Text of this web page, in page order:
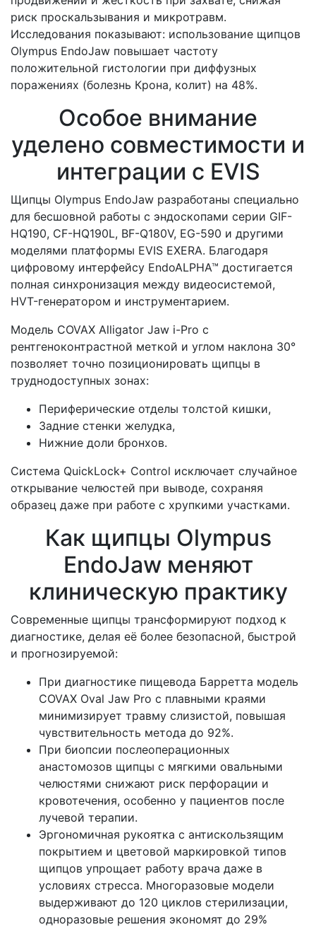
риск проскальзывания и микротравм.
Исследования показывают: использование щипцов
Olympus EndoJaw повышает частоту
положительной гистологии при диффузных
поражениях (болезнь Крона, колит) на 48%.
Особое внимание
уделено совместимости и
интеграции с EVIS
Щипцы Olympus EndoJaw разработаны специально
для бесшовной работы с эндоскопами серии GIF-
HQ190, CF-HQ190L, BF-Q180V, EG-590 и другими
моделями платформы EVIS EXERA. Благодаря
цифровому интерфейсу EndoALPHA™ достигается
полная синхронизация между видеосистемой,
HVT-генератором и инструментарием.
Модель COVAX Alligator Jaw i-Pro с
рентгеноконтрастной меткой и углом наклона 30°
позволяет точно позиционировать щипцы в
труднодоступных зонах:
Периферические отделы толстой кишки,
Задние стенки желудка,
Нижние доли бронхов.
Система QuickLock+ Control исключает случайное
открывание челюстей при выводе, сохраняя
образец даже при работе с хрупкими участками.
Как щипцы Olympus
EndoJaw меняют
клиническую практику
Современные щипцы трансформируют подход к
диагностике, делая её более безопасной, быстрой
и прогнозируемой:
При диагностике пищевода Барретта модель
COVAX Oval Jaw Pro с плавными краями
минимизирует травму слизистой, повышая
чувствительность метода до 92%.
При биопсии послеоперационных
анастомозов щипцы с мягкими овальными
челюстями снижают риск перфорации и
кровотечения, особенно у пациентов после
лучевой терапии.
Эргономичная рукоятка с антискользящим
покрытием и цветовой маркировкой типов
щипцов упрощает работу врача даже в
условиях стресса. Многоразовые модели
выдерживают до 120 циклов стерилизации,
одноразовые решения экономят до 29%